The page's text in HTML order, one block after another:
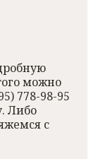
можно
778-98-95
Либо
с